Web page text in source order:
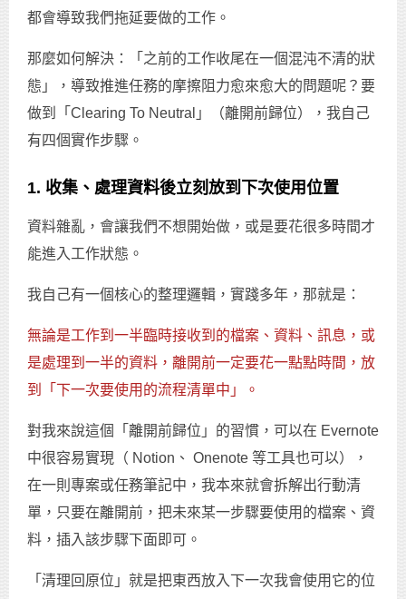
都會導致我們拖延要做的工作。
那麼如何解決：「之前的工作收尾在一個混沌不清的狀
態」，導致推進任務的摩擦阻力愈來愈大的問題呢？要
做到「Clearing To Neutral」（離開前歸位），我自己
有四個實作步驟。
1. 收集、處理資料後立刻放到下次使用位置
資料雜亂，會讓我們不想開始做，或是要花很多時間才
能進入工作狀態。
我自己有一個核心的整理邏輯，實踐多年，那就是：
無論是工作到一半臨時接收到的檔案、資料、訊息，或
是處理到一半的資料，離開前一定要花一點點時間，放
到「下一次要使用的流程清單中」。
對我來說這個「離開前歸位」的習慣，可以在 Evernote
中很容易實現（ Notion、 Onenote 等工具也可以），
在一則專案或任務筆記中，我本來就會拆解出行動清
單，只要在離開前，把未來某一步驟要使用的檔案、資
料，插入該步驟下面即可。
「清理回原位」就是把東西放入下一次我會使用它的位